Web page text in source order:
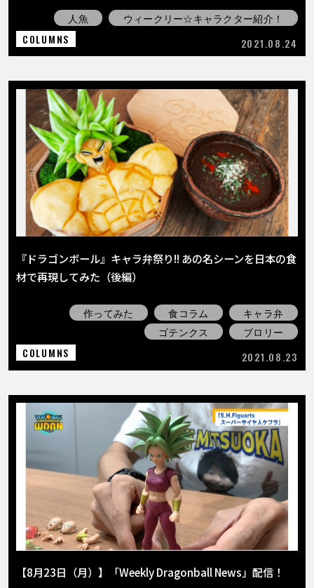
人魚
ウィークリー☆キャラクター紹介！
COLUMNS
2021.08.24
『ドラゴンボール』キャラ弁祭り!! あの名シーンを日本の食
材で再現してみた（後編）
作ってみた 食コラム
キャラ弁
ゴテンクス
ブロリー
COLUMNS
2021.08.23
【8月23日（月）】「Weekly Dragonball News」配信！